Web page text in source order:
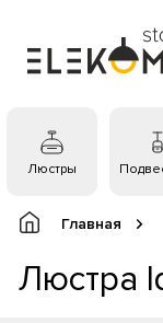
Люстры
Главная
Люстра